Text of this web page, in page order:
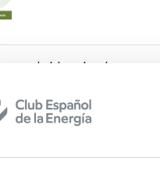
nos habla sobre los
en el Parlamento
hacen un recorrido
de la UE, las fuentes del
jurídicos, los